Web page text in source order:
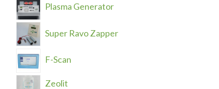
Plasma Generator
Super Ravo Zapper
F-Scan
Zeolit